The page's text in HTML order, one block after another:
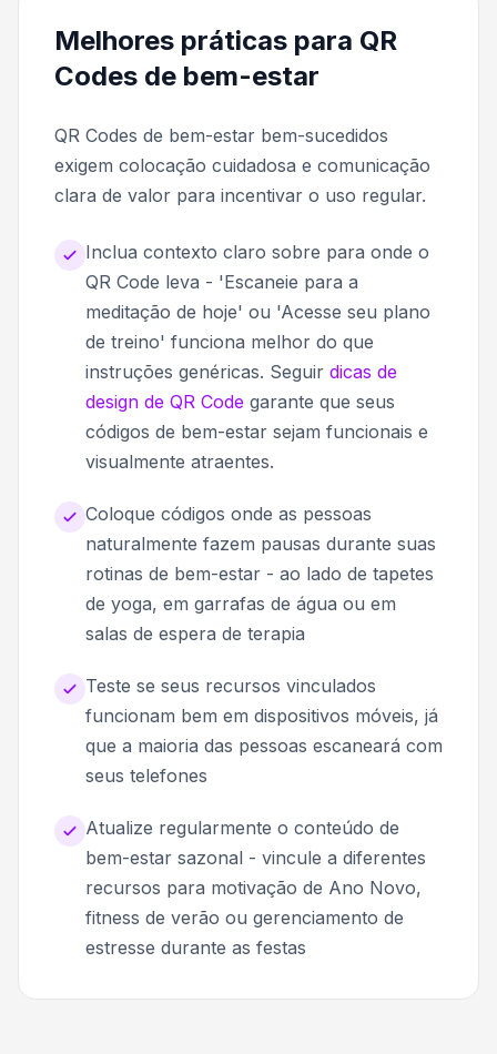
Melhores práticas para QR
Codes de bem-estar
QR Codes de bem-estar bem-sucedidos
exigem colocação cuidadosa e comunicação
clara de valor para incentivar o uso regular.
Inclua contexto claro sobre para onde o
QR Code leva - 'Escaneie para a
meditação de hoje' ou 'Acesse seu plano
de treino' funciona melhor do que
instruções genéricas. Seguir dicas de
design de QR Code garante que seus
códigos de bem-estar sejam funcionais e
visualmente atraentes.
Coloque códigos onde as pessoas
naturalmente fazem pausas durante suas
rotinas de bem-estar - ao lado de tapetes
de yoga, em garrafas de água ou em
salas de espera de terapia
Teste se seus recursos vinculados
funcionam bem em dispositivos móveis, já
que a maioria das pessoas escaneará com
seus telefones
Atualize regularmente o conteúdo de
bem-estar sazonal - vincule a diferentes
recursos para motivação de Ano Novo,
fitness de verão ou gerenciamento de
estresse durante as festas